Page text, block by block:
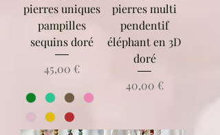
pierres uniques
pampilles
sequins doré
Prix
45,00 €
pierres multi
pendentif
éléphant en 3D
doré
Prix
40,00 €